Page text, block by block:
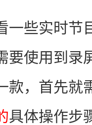
些实时节
要使用到录
款，首先就
具体操作步